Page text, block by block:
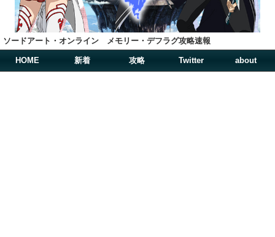
ソードアート・オンライン メモリー・デフラグ攻略速報
HOME 新着 攻略 Twitter about